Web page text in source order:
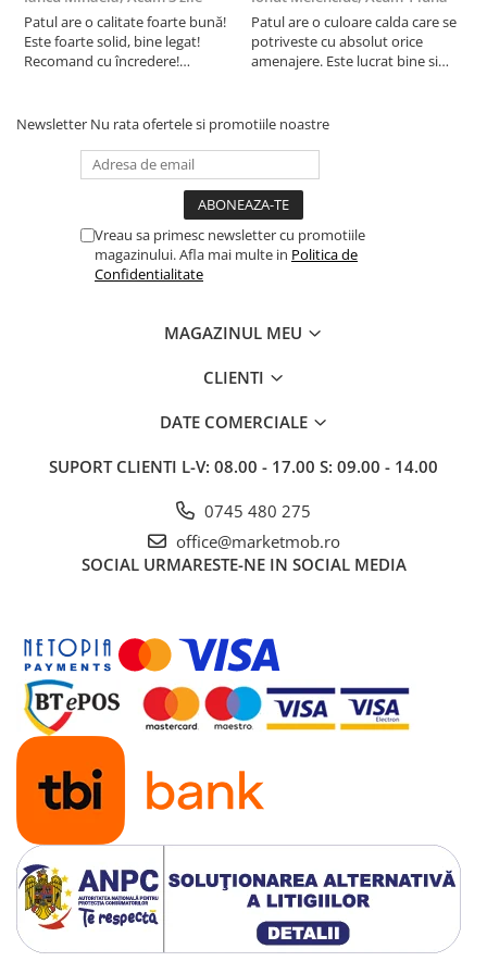
Patul are o calitate foarte bună!
Este foarte solid, bine legat!
Recomand cu încredere!
Patul are o culoare calda care se
potriveste cu absolut orice
amenajere. Este lucrat bine si
drag !
Newsletter Nu rata ofertele si promotiile noastre
Vreau sa primesc newsletter cu promotiile
magazinului. Afla mai multe in Politica de
Confidentialitate
MAGAZINUL MEU
CLIENTI
DATE COMERCIALE
SUPORT CLIENTI L-V: 08.00 - 17.00 S: 09.00 - 14.00
0745 480 275
office@marketmob.ro
SOCIAL URMARESTE-NE IN SOCIAL MEDIA